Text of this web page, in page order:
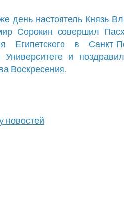
день настоятель Князь-
Сорокин совершил
Египетского в Санкт-
Университете и
Воскресения.
новостей